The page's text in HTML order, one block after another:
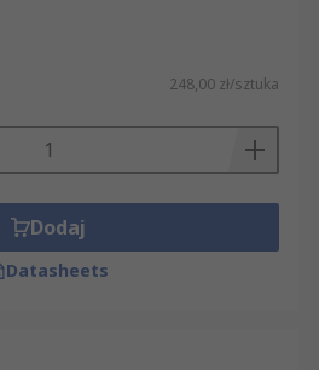
248,00 zł/sztuka
Dodaj
Datasheets